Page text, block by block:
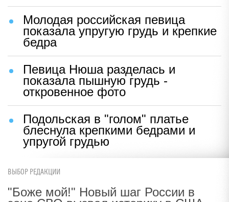
Молодая российская певица
показала упругую грудь и крепкие
бедра
Певица Нюша разделась и
показала пышную грудь -
откровенное фото
Подольская в "голом" платье
блеснула крепкими бедрами и
упругой грудью
ВЫБОР РЕДАКЦИИ
"Боже мой!" Новый шаг России в